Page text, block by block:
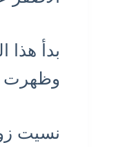
بدأ
وظهرت
نسيت